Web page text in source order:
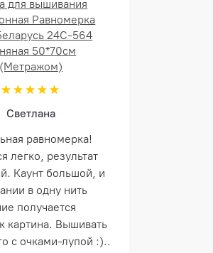
для вышивания
Равномерка
24С-564
50*70см
(Метражом)
Светлана
равномерка!
легко, результат
Каунт большой, и
в одну нить
получается
картина. Вышивать
с очками-лупой :)..